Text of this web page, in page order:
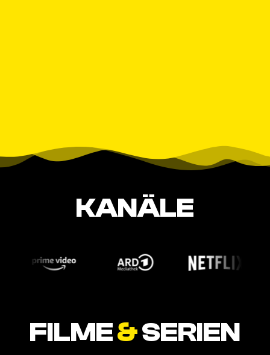
KANÄLE
FILME&SERIEN